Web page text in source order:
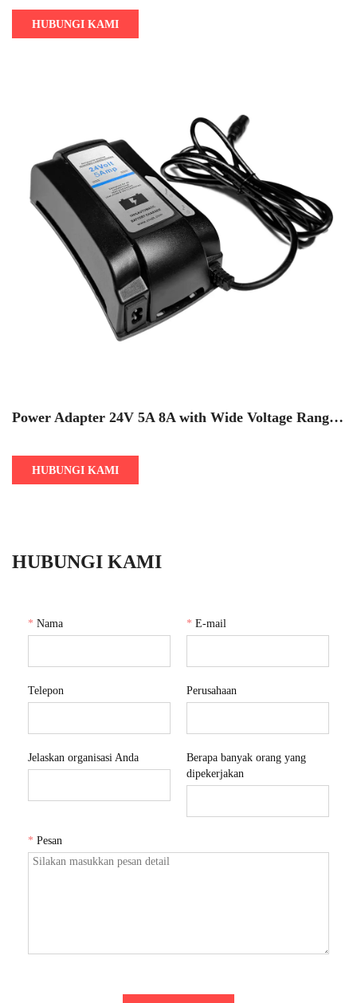
HUBUNGI KAMI
Power Adapter 24V 5A 8A with Wide Voltage Range
HUBUNGI KAMI
HUBUNGI KAMI
* Nama * E-mail
Telepon Perusahaan
Jelaskan organisasi Anda
Berapa banyak orang yang
dipekerjakan
* Pesan